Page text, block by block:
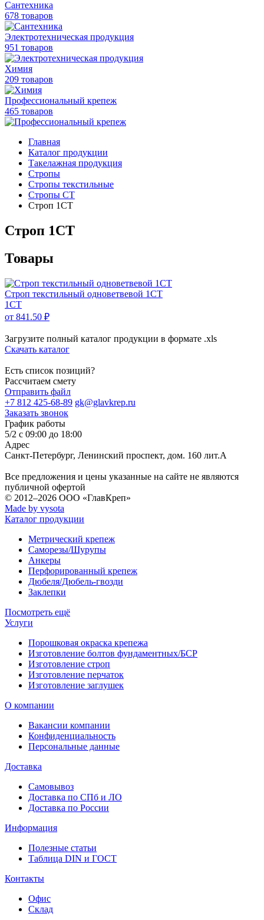
Сантехника
678 товаров
Электротехническая продукция
951 товаров
Химия
209 товаров
Профессиональный крепеж
465 товаров
Главная
Каталог продукции
Такелажная продукция
Стропы
Стропы текстильные
Стропы СТ
Строп 1СТ
Строп 1СТ
Товары
Строп текстильный одноветвевой 1СТ
1СТ
от 841.50 ₽
Загрузите полный каталог продукции в формате .xls
Скачать каталог
Есть список позиций?
Рассчитаем смету
Отправить файл
+7 812 425-68-89 gk@glavkrep.ru
Заказать звонок
График работы
5/2 с 09:00 до 18:00
Адрес
Санкт-Петербург, Ленинский проспект, дом. 160 лит.А
Все предложения и цены указанные на сайте не являются
публичной офертой
© 2012–2026 ООО «ГлавКреп»
Made by vysota
Каталог продукции
Метрический крепеж
Саморезы/Шурупы
Анкеры
Перфорированный крепеж
Дюбеля/Дюбель-гвозди
Заклепки
Посмотреть ещё
Услуги
Порошковая окраска крепежа
Изготовление болтов фундаментных/БСР
Изготовление строп
Изготовление перчаток
Изготовление заглушек
О компании
Вакансии компании
Конфиденциальность
Персональные данные
Доставка
Самовывоз
Доставка по СПб и ЛО
Доставка по России
Информация
Полезные статьи
Таблица DIN и ГОСТ
Контакты
Офис
Склад